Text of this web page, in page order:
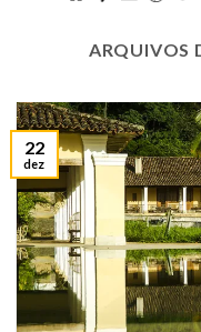
ARQUIVOS
22
dez